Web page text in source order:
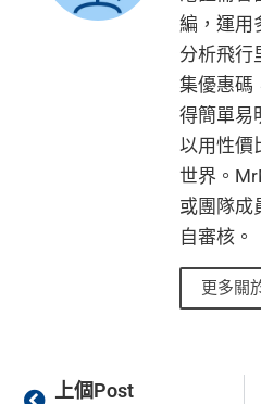
編，運用
分析飛行
集優惠碼
得簡單易
以用性價
世界。
或團隊成
自審核。
更多關
Prev
上個Post
司卡無CBF放心俾Meta/Google廣